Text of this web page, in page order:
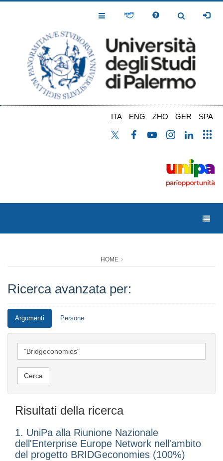
Toggle
Toggle
ITA ENG ZHO GER SPA
HOME
Ricerca avanzata per:
Argomenti Persone
Risultati della ricerca
1. UniPa alla Riunione Nazionale
dell'Enterprise Europe Network nell'ambito
del progetto BRIDGeconomies (100%)